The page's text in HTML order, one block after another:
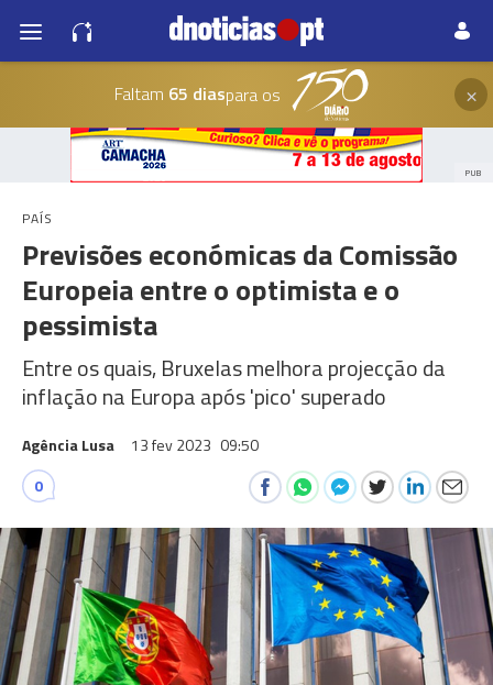
Faltam 65 diaspara os ×
PUB
PAÍS
Previsões económicas da Comissão
Europeia entre o optimista e o
pessimista
Entre os quais, Bruxelas melhora projecção da
inflação na Europa após 'pico' superado
Agência Lusa 13 fev 2023 09:50
0